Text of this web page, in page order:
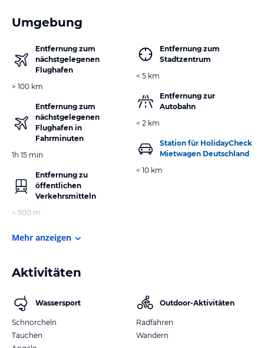
Umgebung
Entfernung zum
nächstgelegenen
Flughafen
> 100 km
Entfernung zum
nächstgelegenen
Flughafen in
Fahrminuten
1h 15 min
Entfernung zu
öffentlichen
Verkehrsmitteln
< 500 m
Entfernung zum
Stadtzentrum
< 5 km
Entfernung zur
Autobahn
< 2 km
Station für HolidayCheck
Mietwagen Deutschland
< 10 km
Mehr anzeigen
Aktivitäten
Wassersport
Schnorcheln
Tauchen
Outdoor-Aktivitäten
Radfahren
Wandern